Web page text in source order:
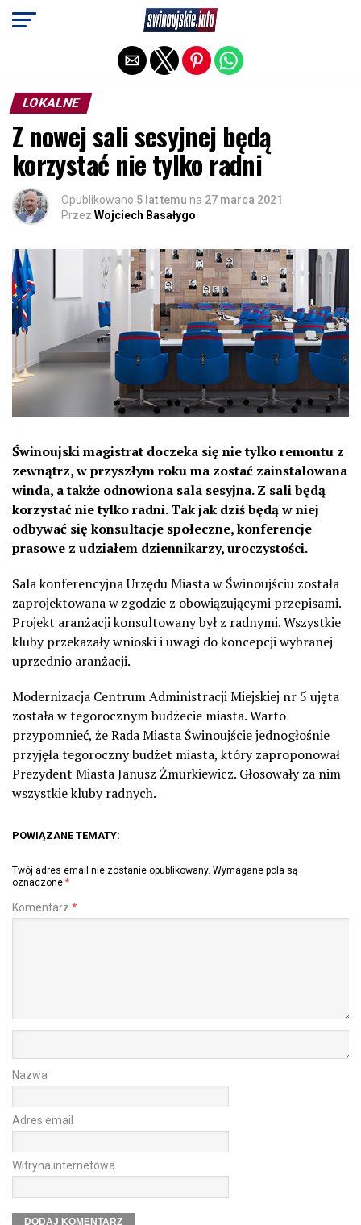
LOKALNE
Z nowej sali sesyjnej będą
korzystać nie tylko radni
Opublikowano 5 lat temu na 27 marca 2021
Przez Wojciech Basałygo
Świnoujski magistrat doczeka się nie tylko remontu z
zewnątrz, w przyszłym roku ma zostać zainstalowana
winda, a także odnowiona sala sesyjna. Z sali będą
korzystać nie tylko radni. Tak jak dziś będą w niej
odbywać się konsultacje społeczne, konferencje
prasowe z udziałem dziennikarzy, uroczystości.
Sala konferencyjna Urzędu Miasta w Świnoujściu została
zaprojektowana w zgodzie z obowiązującymi przepisami.
Projekt aranżacji konsultowany był z radnymi. Wszystkie
kluby przekazały wnioski i uwagi do koncepcji wybranej
uprzednio aranżacji.
Modernizacja Centrum Administracji Miejskiej nr 5 ujęta
została w tegorocznym budżecie miasta. Warto
przypomnieć, że Rada Miasta Świnoujście jednogłośnie
przyjęła tegoroczny budżet miasta, który zaproponował
Prezydent Miasta Janusz Żmurkiewicz. Głosowały za nim
wszystkie kluby radnych.
POWIĄZANE TEMATY:
Twój adres email nie zostanie opublikowany. Wymagane pola są
oznaczone *
Komentarz *
Nazwa
Adres email
Witryna internetowa
Exit mobile version